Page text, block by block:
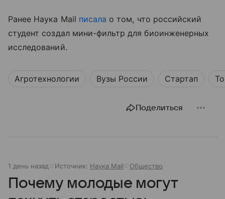
Ранее Наука Mail писала о том, что российский
студент создал мини-фильтр для биоинженерных
исследований.
Агротехнологии Вузы России Стартап
Поделиться
1 день назад Источник: Наука Mail Общество
Почему молодые могут